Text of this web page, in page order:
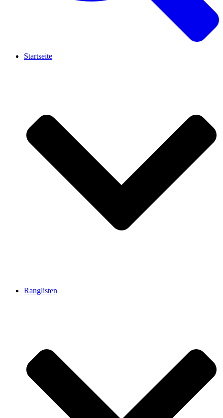
Startseite
Ranglisten